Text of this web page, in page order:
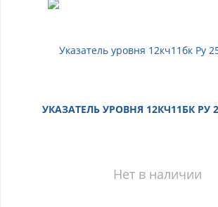
УКАЗАТЕЛЬ УРОВНЯ 12КЧ11БК РУ
Нет в наличии